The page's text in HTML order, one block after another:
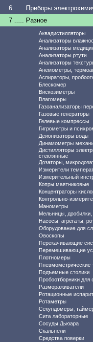
6 ..... Приборы
7 ..... Разное
Аквадистилляторы
Анализаторы
Анализаторы
Анализаторы ртути
Анализаторы
Анемометры,
Аспираторы,
Блескомер
Вискозиметры
Влагомеры
Газоанализаторы
Газовые генераторы
Гелевые компрессы
Гигрометры и
Деионизаторы воды
Динамометры
Дистилляторы
стеклянные
Дозаторы,
Измерители
Измерительный
Копры маятниковые
Концентраторы
Контрольно-
Манометры
Мельницы, дробилки,
Насосы, агрегаты,
Оборудование для
Овоскопы
Перекачивающие
Перемешивающие
Плотномеры
Пневмометрические
Подъемные столики
Пробоотборники для
Размораживатели
Ротационные
Ротаметры
Секундомеры,
Сита лабораторные
Сосуды Дьюара
Скальпели
Средства поверки